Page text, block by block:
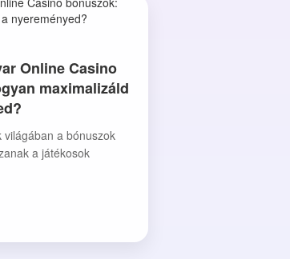
Online Casino
maximalizáld
világában a bónuszok
a játékosok